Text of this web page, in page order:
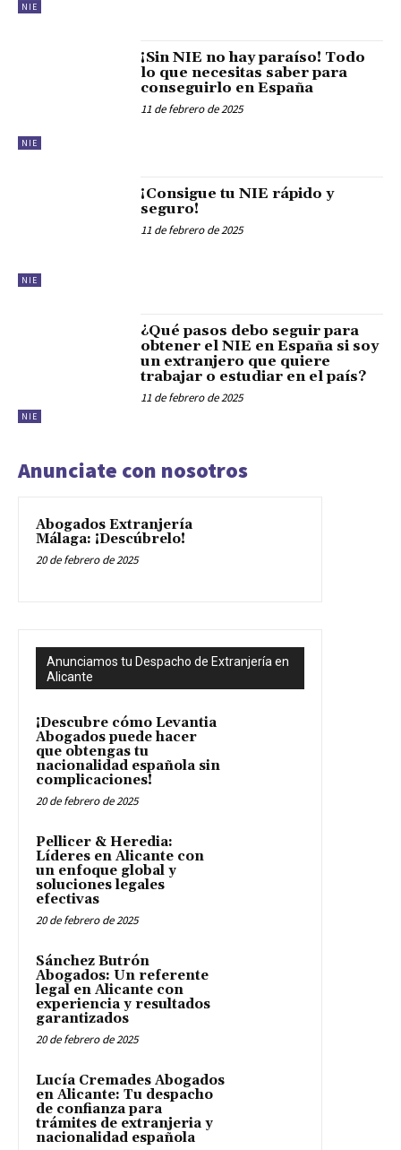
NIE
NIE
¡Sin NIE no hay paraíso! Todo
lo que necesitas saber para
conseguirlo en España
11 de febrero de 2025
NIE
¡Consigue tu NIE rápido y
seguro!
11 de febrero de 2025
NIE
¿Qué pasos debo seguir para
obtener el NIE en España si soy
un extranjero que quiere
trabajar o estudiar en el país?
11 de febrero de 2025
Anunciate con nosotros
Abogados Extranjería
Málaga: ¡Descúbrelo!
20 de febrero de 2025
Anunciamos tu Despacho de Extranjería en
Alicante
¡Descubre cómo Levantia
Abogados puede hacer
que obtengas tu
nacionalidad española sin
complicaciones!
20 de febrero de 2025
Pellicer & Heredia:
Líderes en Alicante con
un enfoque global y
soluciones legales
efectivas
20 de febrero de 2025
Sánchez Butrón
Abogados: Un referente
legal en Alicante con
experiencia y resultados
garantizados
20 de febrero de 2025
Lucía Cremades Abogados
en Alicante: Tu despacho
de confianza para
trámites de extranjeria y
nacionalidad española